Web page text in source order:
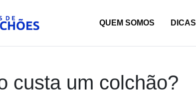
Colchões e reviews QUEM SOMOS DICAS
custa um colchão?